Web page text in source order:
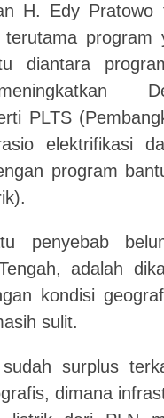
H. Edy Pratowo
program
diantara
PLTS
elektrifikasi
program
penyebab
adalah
kondisi
sulit.
surplus
dimana